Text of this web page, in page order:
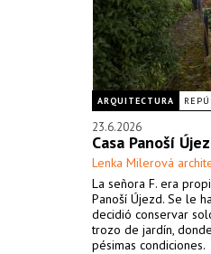
ARQUITECTURA
23.6.2026
Casa Panoší
Lenka Milerová
La señora F. era
Panoší Újezd. Se le
decidió conservar
trozo de jardín,
pésimas condiciones.